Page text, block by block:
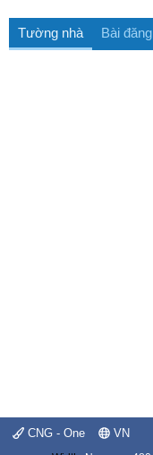
Tường nhà Bài đăng
CNG - One VN